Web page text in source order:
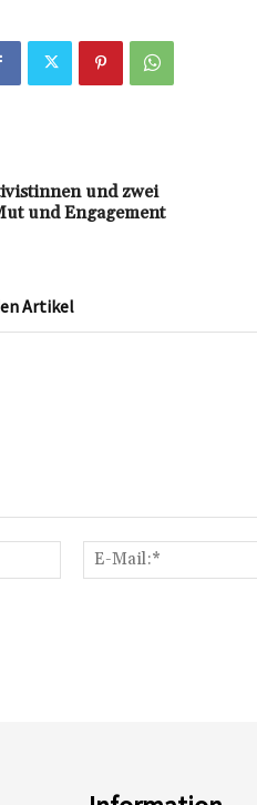
und zwei
und Engagement
Artikel
Name:*